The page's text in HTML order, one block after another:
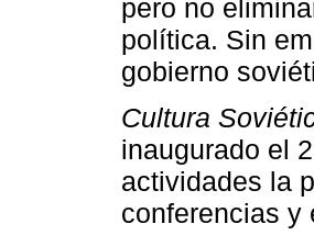
pero no
política. Sin
gobierno
Cultura
inaugurado el
actividades la
conferencias y